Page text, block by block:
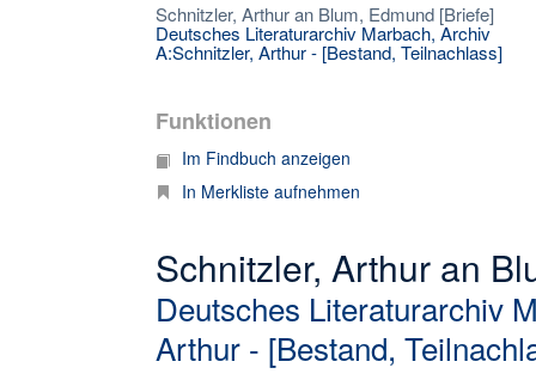
Schnitzler, Arthur an Blum, Edmund [Briefe]
Deutsches Literaturarchiv Marbach, Archiv
A:Schnitzler, Arthur - [Bestand, Teilnachlass]
Funktionen
Im Findbuch anzeigen
In Merkliste aufnehmen
Schnitzler, Arthur an
Deutsches Literaturarchiv
Arthur - [Bestand,